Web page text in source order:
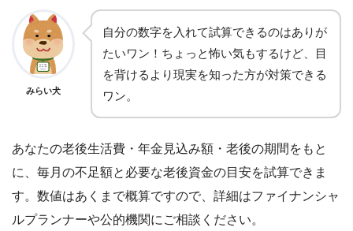
みらい犬
自分の数字を入れて試算できるのはありが
たいワン！ちょっと怖い気もするけど、目
を背けるより現実を知った方が対策できる
ワン。
あなたの老後生活費・年金見込み額・老後の期間をもと
に、毎月の不足額と必要な老後資金の目安を試算できま
す。数値はあくまで概算ですので、詳細はファイナンシャ
ルプランナーや公的機関にご相談ください。